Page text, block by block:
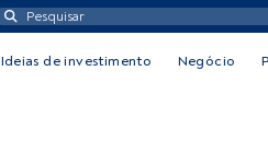
Ideias de investimento Negócio